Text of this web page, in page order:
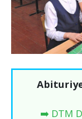
➡️ DTM